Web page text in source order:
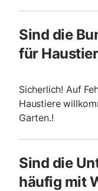
Sind die
für
Sicherlich! Auf
Haustiere
Garten.!
Sind die
häufig mit